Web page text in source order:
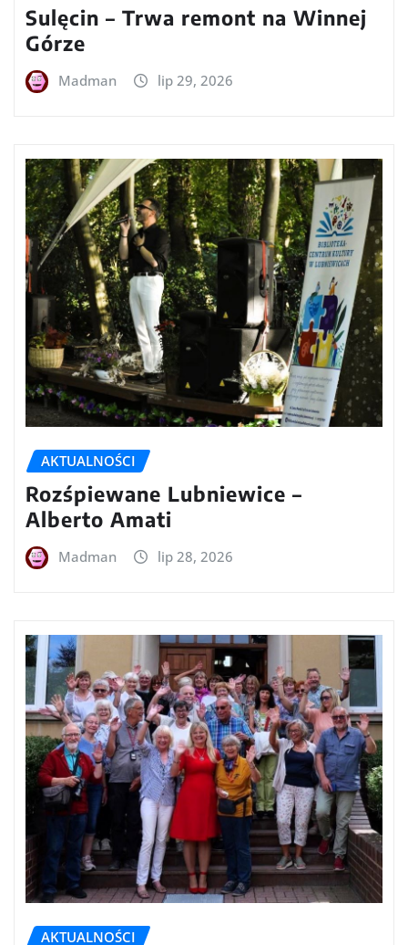
Sulęcin – Trwa remont na Winnej
Górze
Madman lip 29, 2026
AKTUALNOŚCI
Rozśpiewane Lubniewice –
Alberto Amati
Madman lip 28, 2026
AKTUALNOŚCI